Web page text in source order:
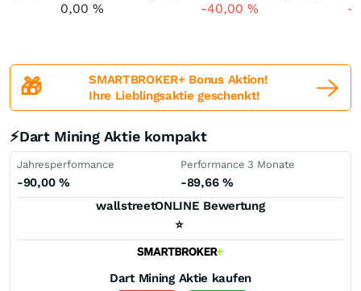
0,00 % -40,00 % -
🎁
SMARTBROKER+ Bonus Aktion!
Ihre Lieblingsaktie geschenkt!
⚡Dart Mining Aktie kompakt
Jahresperformance
-90,00 %
Performance 3 Monate
-89,66 %
wallstreetONLINE Bewertung
⭐
Dart Mining Aktie kaufen